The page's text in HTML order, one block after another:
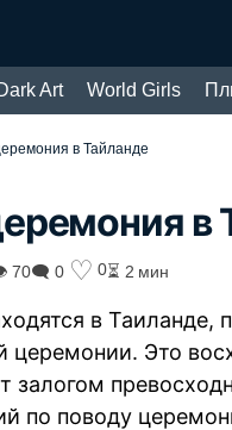
Art World Girls
в Тайланде
в
70🗨 0 ♡ 0⏳ 2 мин
в
церемонии. Это
залогом
по поводу